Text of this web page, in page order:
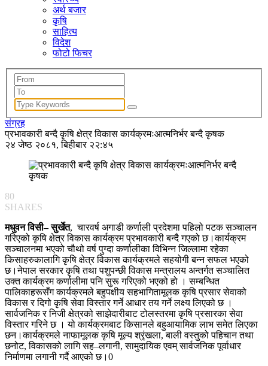
अर्थ बजार
कृषि
साहित्य
विदेश
फोटो फिचर
संग्रह
प्रभावकारी बन्दै कृषि क्षेत्र विकास कार्यक्रमःआत्मनिर्भर बन्दै कृषक
२४ जेष्ठ २०८१, बिहीबार २२:४५
80
SHARES
मधुवन विसी– सुर्खेत, चारवर्ष अगाडी कर्णाली प्रदेशमा पहिलो पटक सञ्चालन
गरिएको कृषि क्षेत्र विकास कार्यक्रम प्रभावकारी बन्दै गएको छ।कार्यक्रम
सञ्चालनमा भएको चौथो वर्ष पुग्दा कर्णालीका विभिन्न जिल्लामा रहेका
किसाहरुकालागि कृषि क्षेत्र विकास कार्यक्रमले सहयोगी बन्न सफल भएको
छ।नेपाल सरकार कृषि तथा पशुपन्छी विकास मन्त्रालय अन्तर्गत सञ्चालित
उक्त कार्यक्रम कर्णालीमा पनि सुरू गरिएको भएको हो । सम्बन्धित
पालिकाहरूसँग कार्यक्रमले बहुपक्षीय सहभागितामूलक कृषि प्रसार सेवाको
विकास र दिगो कृषि सेवा विस्तार गर्ने आधार तय गर्ने लक्ष्य लिएको छ ।
सार्वजनिक र निजी क्षेत्रको साझेदारीबाट टोलस्तरमा कृषि प्रसारका सेवा
विस्तार गरिने छ । यो कार्यक्रमबाट किसानले बहुआयामिक लाभ समेत लिएका
छन।कार्यक्रमले नाफामूलक कृषि मूल्य श्रृंखला, बाली वस्तुको पहिचान तथा
छनोट, विकासको लागि सह–लगानी, सामुदायिक एवम् सार्वजनिक पूर्वाधार
निर्माणमा लगानी गर्दै आएको छ।0